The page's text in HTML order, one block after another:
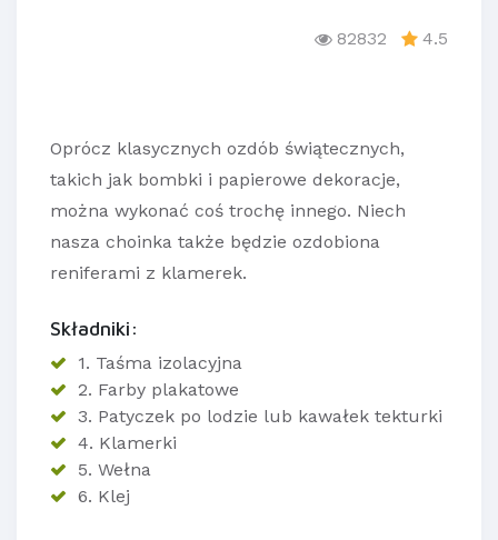
82832 4.5
Oprócz klasycznych ozdób świątecznych,
takich jak bombki i papierowe dekoracje,
można wykonać coś trochę innego. Niech
nasza choinka także będzie ozdobiona
reniferami z klamerek.
Składniki:
1. Taśma izolacyjna
2. Farby plakatowe
3. Patyczek po lodzie lub kawałek tekturki
4. Klamerki
5. Wełna
6. Klej